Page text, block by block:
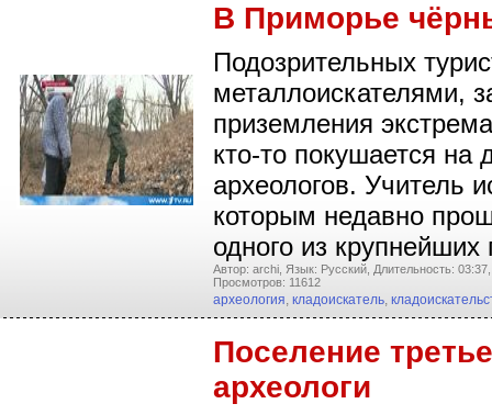
В Приморье
Подозрительных
металлоискателями,
приземления
кто-то покушается на
археологов. Учитель
которым недавно
одного из
Автор: archi, Язык: Русский, Длительность: 03:37,
Просмотров: 11612
археология, кладоискатель,
Поселение
археологи